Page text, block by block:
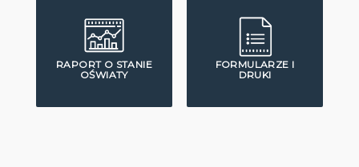
RAPORT O STANIE
OŚWIATY
FORMULARZE I
DRUKI